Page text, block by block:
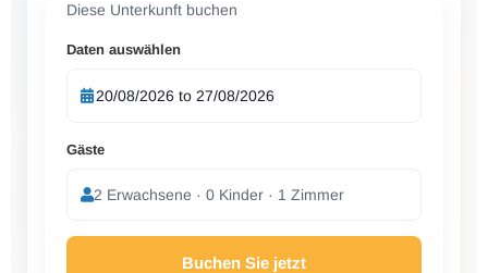
Diese Unterkunft buchen
Daten auswählen
Gäste
2 Erwachsene · 0 Kinder · 1 Zimmer
Buchen Sie jetzt